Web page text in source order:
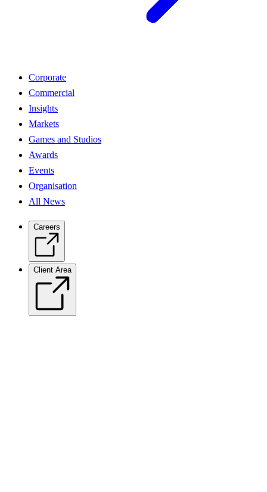
Corporate
Commercial
Insights
Markets
Games and Studios
Awards
Events
Organisation
All News
Careers
Client Area